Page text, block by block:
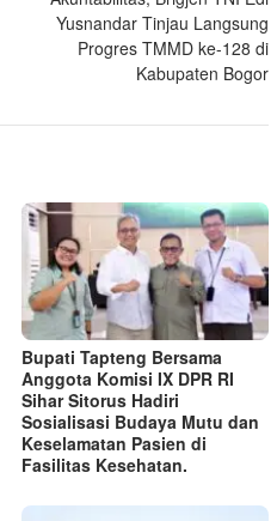
Yusnandar Tinjau Langsung
Progres TMMD ke-128 di
Kabupaten Bogor
Bupati Tapteng Bersama
Anggota Komisi IX DPR RI
Sihar Sitorus Hadiri
Sosialisasi Budaya Mutu dan
Keselamatan Pasien di
Fasilitas Kesehatan.